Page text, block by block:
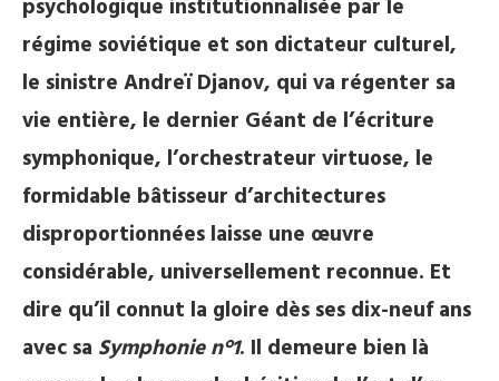
psychologique institutionnalisée par le
régime soviétique et son dictateur culturel,
le sinistre Andreï Djanov, qui va régenter sa
vie entière, le dernier Géant de l’écriture
symphonique, l’orchestrateur virtuose, le
formidable bâtisseur d’architectures
disproportionnées laisse une œuvre
considérable, universellement reconnue. Et
dire qu’il connut la gloire dès ses dix-neuf ans
avec sa Symphonie n°1. Il demeure bien là